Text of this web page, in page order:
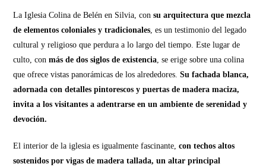
La Iglesia Colina de Belén en Silvia, consu arquitectura que mezcla
de elementos coloniales y tradicionales, es un testimonio del legado
cultural y religioso que perdura a lo largo del tiempo. Este lugar de
culto, conmás de dos siglos de existencia, se erige sobre una colina
que ofrece vistas panorámicas de los alrededores.Su fachada blanca,
adornada con detalles pintorescos y puertas de madera maciza,
invita a los visitantes a adentrarse en un ambiente de serenidad y
devoción.
El interior de la iglesia es igualmente fascinante,con techos altos
sostenidos por vigas de madera tallada, un altar principal